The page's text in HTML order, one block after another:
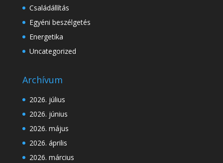
Családállítás
Egyéni beszélgetés
Energetika
Uncategorized
Archívum
2026. július
2026. június
2026. május
2026. április
2026. március